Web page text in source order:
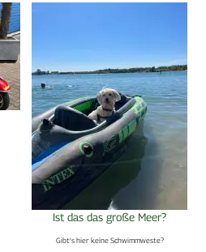
Ist das das große Meer?
Gibt's hier keine Schwimmweste?